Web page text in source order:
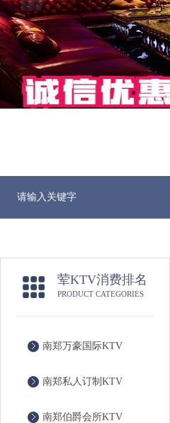
荤KTV消费排名
PRODUCT CATEGORIES
南郑万豪国际KTV
南郑私人订制KTV
南郑伯爵会所KTV